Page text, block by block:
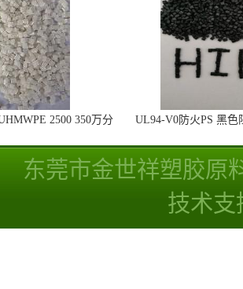
2500 350万分
UL94-V0防火PS 黑
东莞市金世祥塑胶原
技术